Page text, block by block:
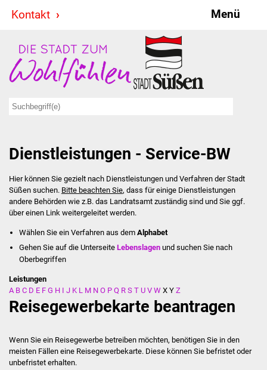
Kontakt Menü
Stadt & Politik
Bürgermeister
Ausschüsse
Ratsinformationssystem
Jugendbeirat
Summerrockfestival
Stadtverwaltung
Behördenwegweiser
Dienstleistungen - Service-BW
Hier können Sie gezielt nach Dienstleistungen und Verfahren der Stadt
Süßen suchen. Bitte beachten Sie, dass für einige Dienstleistungen
andere Behörden wie z.B. das Landratsamt zuständig sind und Sie ggf.
über einen Link weitergeleitet werden.
Wählen Sie ein Verfahren aus dem Alphabet
Gehen Sie auf die UnterseiteLebenslagen und suchen Sie nach
Oberbegriffen
Leistungen
A B C D E F G H I J K L M N O P Q R S T U V W X Y Z
Reisegewerbekarte beantragen
Wenn Sie ein Reisegewerbe betreiben möchten, benötigen Sie in den
meisten Fällen eine Reisegewerbekarte. Diese können Sie befristet oder
unbefristet erhalten.